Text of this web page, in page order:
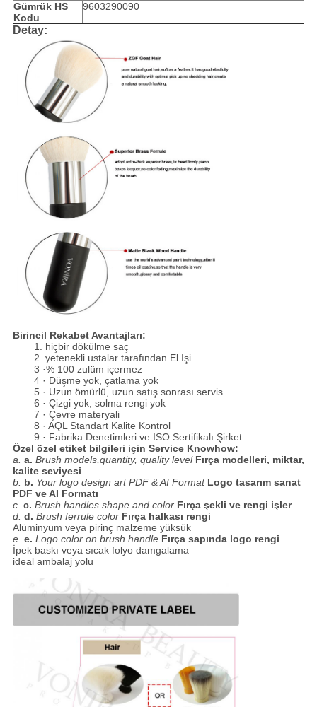
Gümrük HS
Kodu
9603290090
Detay:
Birincil Rekabet Avantajları:
1. hiçbir dökülme saç
2. yetenekli ustalar tarafından El Işi
3 ·% 100 zulüm içermez
4 · Düşme yok, çatlama yok
5 · Uzun ömürlü, uzun satış sonrası servis
6 · Çizgi yok, solma rengi yok
7 · Çevre materyali
8 · AQL Standart Kalite Kontrol
9 · Fabrika Denetimleri ve ISO Sertifikalı Şirket
Özel özel etiket bilgileri için Service Knowhow:
a. a. Brush models,quantity, quality level Fırça modelleri, miktar,
kalite seviyesi
b. b. Your logo design art PDF & AI Format Logo tasarım sanat
PDF ve AI Formatı
c. c. Brush handles shape and color Fırça şekli ve rengi işler
d. d. Brush ferrule color Fırça halkası rengi
Alüminyum veya pirinç malzeme yüksük
e. e. Logo color on brush handle Fırça sapında logo rengi
İpek baskı veya sıcak folyo damgalama
ideal ambalaj yolu